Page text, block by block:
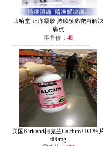
山哈堂 止痛凝胶 持续镇痛靶向解决
痛点
零售价： 48
美国Kirkland柯克兰Calcium+D3 钙片
600mg